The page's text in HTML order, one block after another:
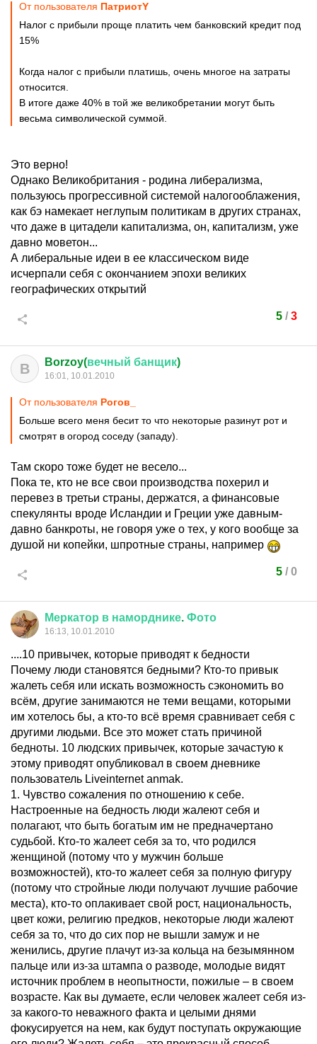
От пользователя ПатриотY
Налог с прибыли проще платить чем банковский кредит под
15%
Когда налог с прибыли платишь, очень многое на затраты
относится.
В итоге даже 40% в той же великобретании могут быть
весьма символической суммой.
Это верно!
Однако Великобритания - родина либерализма,
пользуюсь прогрессивной системой налогооблажения,
как бэ намекает неглупым политикам в других странах,
что даже в цитадели капитализма, он, капитализм, уже
давно моветон...
А либеральные идеи в ее классическом виде
исчерпали себя с окончанием эпохи великих
географических открытий
5/ 3
B Borzoy(вечный банщик)
16:01, 10.01.2010
От пользователя Рогов_
Больше всего меня бесит то что некоторые разинут рот и
смотрят в огород соседу (западу).
Там скоро тоже будет не весело...
Пока те, кто не все свои производства похерил и
перевез в третьи страны, держатся, а финансовые
спекулянты вроде Исландии и Греции уже давным-
давно банкроты, не говоря уже о тех, у кого вообще за
душой ни копейки, шпротные страны, например
5/ 0
Меркатор в наморднике. Фото
16:13, 10.01.2010
....10 привычек, которые приводят к бедности
Почему люди становятся бедными? Кто-то привык
жалеть себя или искать возможность сэкономить во
всём, другие занимаются не теми вещами, которыми
им хотелось бы, а кто-то всё время сравнивает себя с
другими людьми. Все это может стать причиной
бедноты. 10 людских привычек, которые зачастую к
этому приводят опубликовал в своем дневнике
пользователь Liveinternet anmak.
1. Чувство сожаления по отношению к себе.
Настроенные на бедность люди жалеют себя и
полагают, что быть богатым им не предначертано
судьбой. Кто-то жалеет себя за то, что родился
женщиной (потому что у мужчин больше
возможностей), кто-то жалеет себя за полную фигуру
(потому что стройные люди получают лучшие рабочие
места), кто-то оплакивает свой рост, национальность,
цвет кожи, религию предков, некоторые люди жалеют
себя за то, что до сих пор не вышли замуж и не
женились, другие плачут из-за кольца на безымянном
пальце или из-за штампа о разводе, молодые видят
источник проблем в неопытности, пожилые – в своем
возрасте. Как вы думаете, если человек жалеет себя из-
за какого-то неважного факта и целыми днями
фокусируется на нем, как будут поступать окружающие